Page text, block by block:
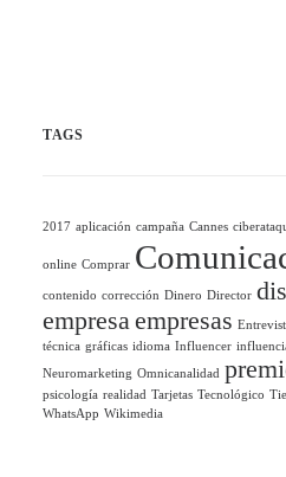
TAGS
2017 aplicación campaña Cannes
online Comprar
contenido corrección Dinero Director
empresaempresas
técnica gráficas idioma Influencer
Neuromarketing Omnicanalidad
psicología realidad Tarjetas Tecnológico
WhatsApp Wikimedia